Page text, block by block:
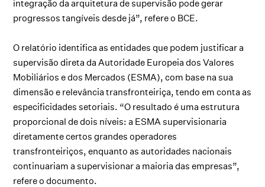
integração da arquitetura de supervisão pode gerar
progressos tangíveis desde já”, refere o BCE.
O relatório identifica as entidades que podem justificar a
supervisão direta da Autoridade Europeia dos Valores
Mobiliários e dos Mercados (ESMA), com base na sua
dimensão e relevância transfronteiriça, tendo em conta as
especificidades setoriais. “O resultado é uma estrutura
proporcional de dois níveis: a ESMA supervisionaria
diretamente certos grandes operadores
transfronteiriços, enquanto as autoridades nacionais
continuariam a supervisionar a maioria das empresas”,
refere o documento.